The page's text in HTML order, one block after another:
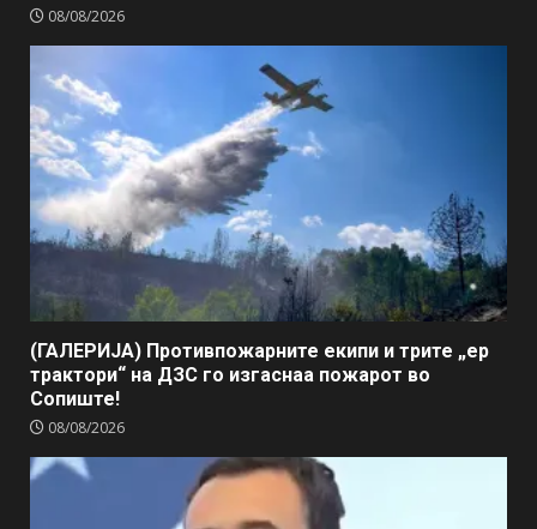
08/08/2026
(ГАЛЕРИЈА) Противпожарните екипи и трите „ер
трактори“ на ДЗС го изгаснаа пожарот во
Сопиште!
08/08/2026